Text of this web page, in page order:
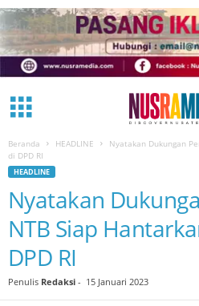
Beranda HEADLINE
Nyatakan Dukungan
di DPD RI
HEADLINE
Nyatakan
NTB Siap
DPD RI
Penulis Redaksi - 15 Januari 2023